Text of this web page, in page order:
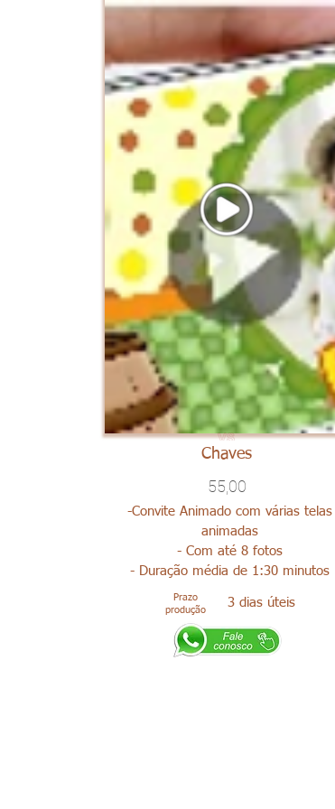
Chaves
55,00
-Convite Animado com várias telas
animadas
- Com até 8 fotos
- Duração média de 1:30 minutos
Prazo
produção
3 dias úteis